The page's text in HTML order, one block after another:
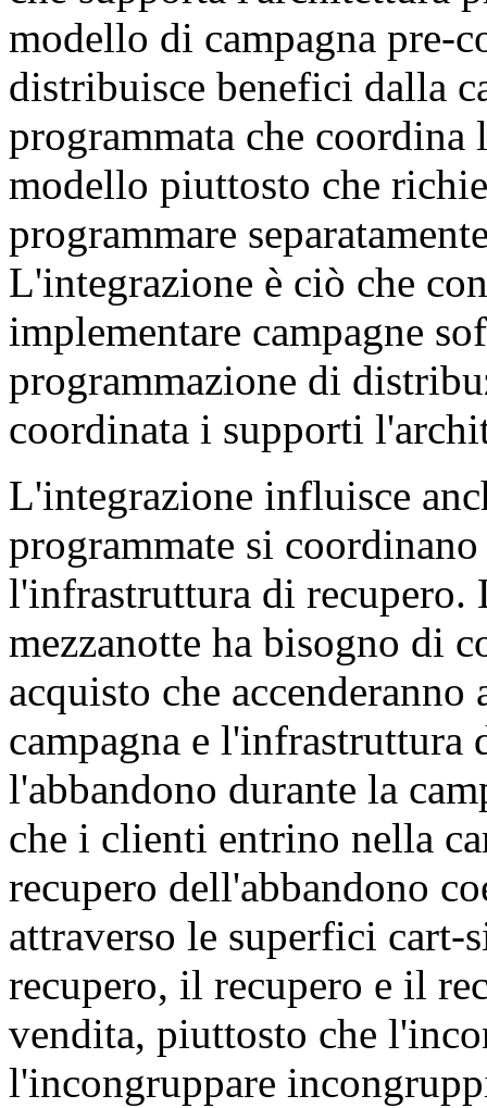
modello di campagna pre-
distribuisce benefici dalla
programmata che
modello piuttosto che
programmare
L'integrazione è ciò che
implementare campagne
programmazione di
coordinata i supporti
L'integrazione influisce
programmate si
l'infrastruttura di recupero.
mezzanotte ha bisogno di
acquisto che
campagna e l'infrastruttura
l'abbandono durante la
che i clienti entrino nella
recupero dell'abbandono
attraverso le superfici
recupero, il recupero e il
vendita, piuttosto che
l'incongruppare